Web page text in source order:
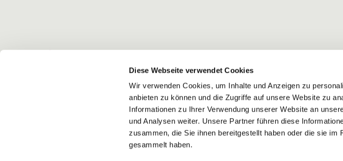
Diese Webseite verwendet Cookies
Wir verwenden Cookies, um Inhalte und Anzeigen zu
anbieten zu können und die Zugriffe auf unsere Website zu
Informationen zu Ihrer Verwendung unserer Website an
und Analysen weiter. Unsere Partner führen diese
zusammen, die Sie ihnen bereitgestellt haben oder die sie im
gesammelt haben.